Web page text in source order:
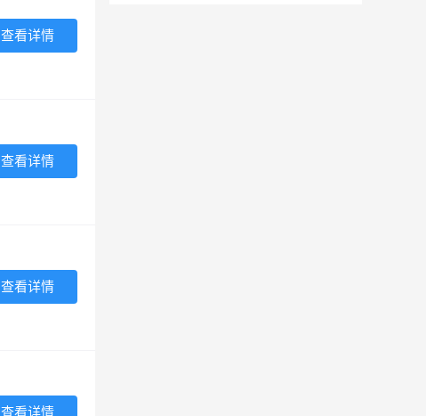
查看详情
查看详情
查看详情
查看详情